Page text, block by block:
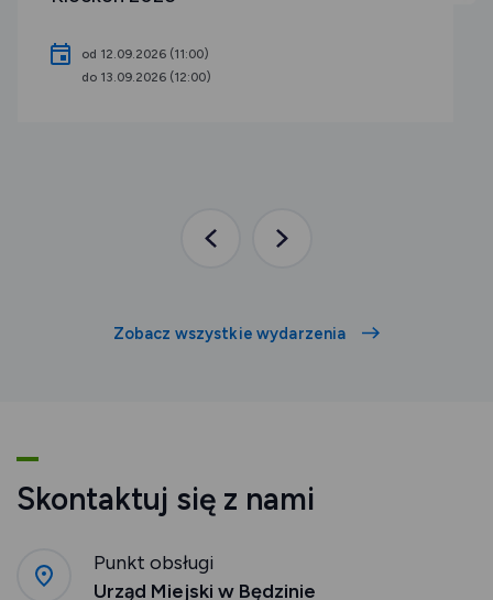
od 12.09.2026 (11:00)
do 13.09.2026 (12:00)
PoprzedniaNastępna
Zobacz wszystkie wydarzenia
Skontaktuj się z nami
Punkt obsługi
Urząd Miejski w Będzinie